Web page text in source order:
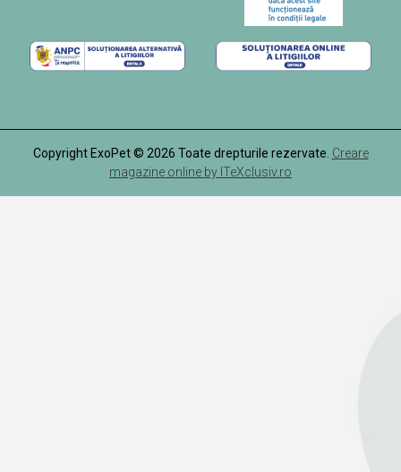
Copyright ExoPet © 2026 Toate drepturile rezervate. Creare
magazine online by ITeXclusiv.ro